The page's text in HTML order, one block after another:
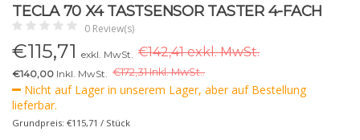
TECLA 70 X4 TASTSENSOR TASTER 4-FACH
0 Review(s)
€115,71 exkl. MwSt. €142,41 exkl. MwSt.
€140,00 Inkl. MwSt. €172,31 Inkl. MwSt..
Nicht auf Lager in unserem Lager, aber auf Bestellung
lieferbar.
Grundpreis: €115,71 / Stück